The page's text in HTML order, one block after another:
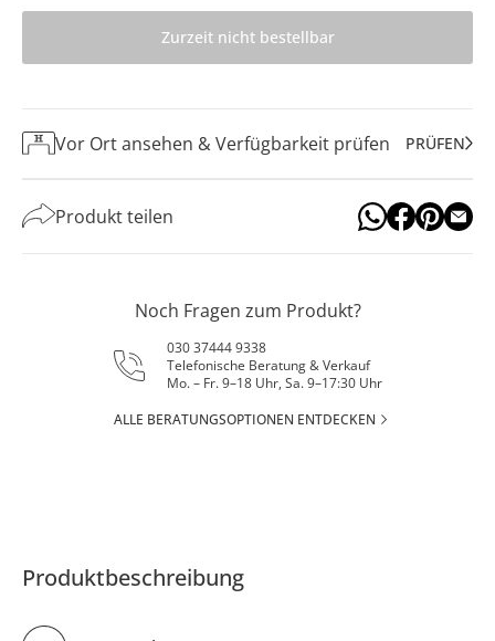
Zurzeit nicht bestellbar
Vor Ort ansehen & Verfügbarkeit prüfen PRÜFEN
Produkt teilen
Noch Fragen zum Produkt?
030 37444 9338
Telefonische Beratung & Verkauf
Mo. – Fr. 9–18 Uhr, Sa. 9–17:30 Uhr
ALLE BERATUNGSOPTIONEN ENTDECKEN
Produktbeschreibung